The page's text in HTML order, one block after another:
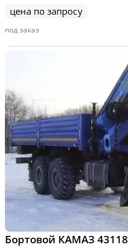
цена по запросу
под заказ
Бортовой КАМАЗ